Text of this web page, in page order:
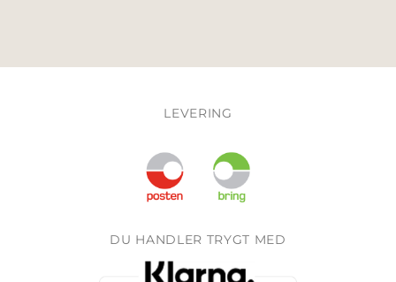
LEVERING
DU HANDLER TRYGT MED